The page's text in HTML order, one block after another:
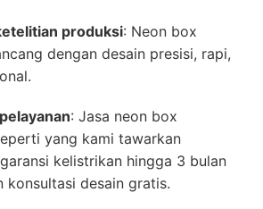
produksi: Neon box
dengan desain presisi, rapi,
: Jasa neon box
yang kami tawarkan
kelistrikan hingga 3 bulan
konsultasi desain gratis.